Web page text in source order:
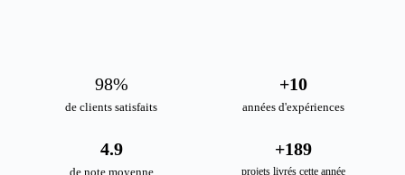
de clients satisfaits
98%
années d'expériences
+10
de note moyenne
4.9
projets livrés cette année
+189